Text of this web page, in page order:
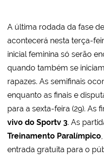
A última rodada da fase
acontecerá nesta terça-
inicial feminina só serão
quando também se
rapazes. As semifinais
enquanto as finais e
para a sexta-feira (29). As
vivo do Sportv 3. As
Treinamento Paralímpico
entrada gratuita para o